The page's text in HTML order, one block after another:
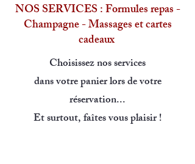
NOS SERVICES : Formules repas -
Champagne - Massages et cartes
cadeaux
Choisissez nos services
dans votre panier lors de votre
réservation...
Et surtout, faîtes vous plaisir !